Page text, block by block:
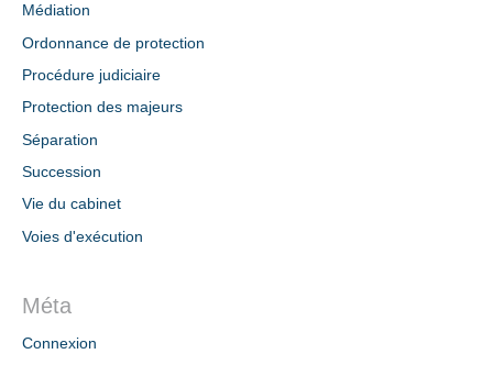
Médiation
Ordonnance de protection
Procédure judiciaire
Protection des majeurs
Séparation
Succession
Vie du cabinet
Voies d'exécution
Méta
Connexion